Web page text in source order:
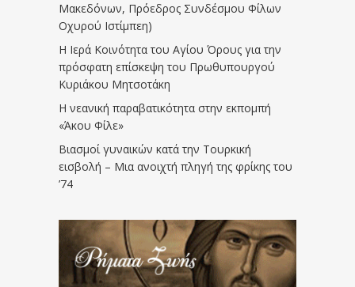
Μακεδόνων, Πρόεδρος Συνδέσμου Φίλων
Οχυρού Ιστίμπεη)
Η Ιερά Κοινότητα του Αγίου Όρους για την
πρόσφατη επίσκεψη του Πρωθυπουργού
Κυριάκου Μητσοτάκη
Η νεανική παραβατικότητα στην εκπομπή
«Άκου Φίλε»
Βιασμοί γυναικών κατά την Τουρκική
εισβολή – Μια ανοιχτή πληγή της φρίκης του
’74